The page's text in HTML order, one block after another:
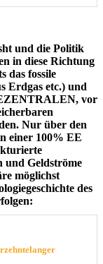
und die Politik
in diese Richtung
das fossile
Erdgas etc.) und
vor
Nur über den
einer 100% EE
und Geldströme
möglichst
des